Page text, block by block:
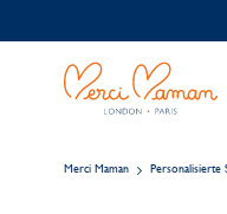
Merci Maman Personalisierte